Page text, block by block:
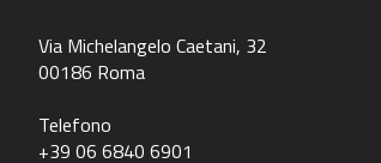
Via Michelangelo Caetani, 32
00186 Roma
Telefono
+39 06 6840 6901